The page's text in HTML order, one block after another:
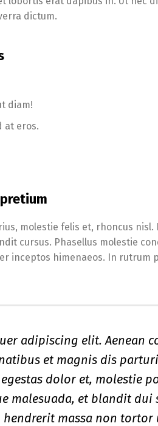
dictum.
diam!
at eros.
molestie felis et, rhoncus nisl.
cursus. Phasellus molestie
inceptos himenaeos. In rutrum
adipiscing elit. Aenean
et magnis dis
dolor et, molestie
malesuada, et blandit
massa non tortor